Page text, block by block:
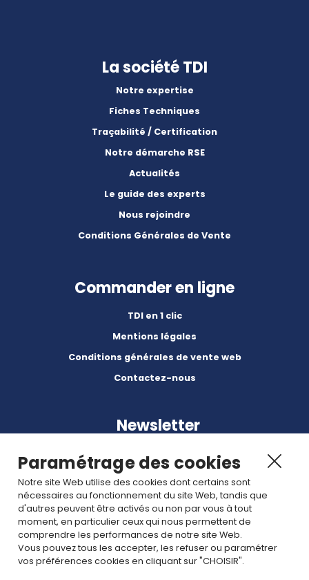
La société TDI
Notre expertise
Fiches Techniques
Traçabilité / Certification
Notre démarche RSE
Actualités
Le guide des experts
Nous rejoindre
Conditions Générales de Vente
Commander en ligne
TDI en 1 clic
Mentions légales
Conditions générales de vente web
Contactez-nous
Newsletter
Abonnez-vous à nos dernières nouvelles et articles.
Rejoignez nous
Paramétrage des cookies
Notre site Web utilise des cookies dont certains sont
nécessaires au fonctionnement du site Web, tandis que
d'autres peuvent être activés ou non par vous à tout
moment, en particulier ceux qui nous permettent de
comprendre les performances de notre site Web.
Vous pouvez tous les accepter, les refuser ou paramétrer
vos préférences cookies en cliquant sur "CHOISIR".